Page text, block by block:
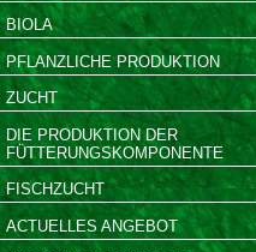
BIOLA
PFLANZLICHE PRODUKTION
ZUCHT
DIE PRODUKTION DER
FÜTTERUNGSKOMPONENTE
FISCHZUCHT
ACTUELLES ANGEBOT